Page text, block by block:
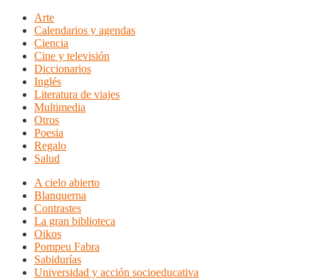
Arte
Calendarios y agendas
Ciencia
Cine y televisión
Diccionarios
Inglés
Literatura de viajes
Multimedia
Otros
Poesia
Regalo
Salud
A cielo abierto
Blanquerna
Contrastes
La gran biblioteca
Oikos
Pompeu Fabra
Sabidurías
Universidad y acción socioeducativa